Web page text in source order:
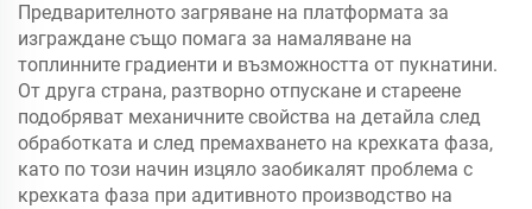
Предварителното загряване на платформата за
изграждане също помага за намаляване на
топлинните градиенти и възможността от пукнатини.
От друга страна, разтворно отпускане и стареене
подобряват механичните свойства на детайла след
обработката и след премахването на крехката фаза,
като по този начин изцяло заобикалят проблема с
крехката фаза при адитивното производство на